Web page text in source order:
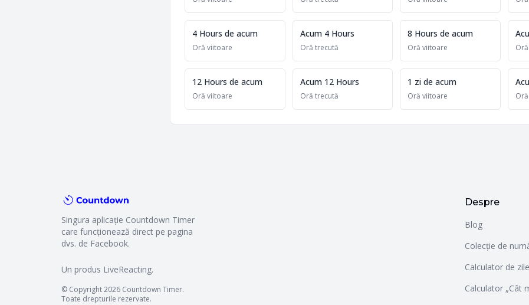
4 Hours de acum
Oră viitoare
Acum 4 Hours
Oră trecută
8 Hours de acum
Oră viitoare
12 Hours de acum
Oră viitoare
Acum 12 Hours
Oră trecută
1 zi de acum
Oră viitoare
Singura aplicație Countdown Timer
care funcționează direct pe pagina
dvs. de Facebook.
Un produs LiveReacting.
© Copyright 2026 Countdown Timer.
Toate drepturile rezervate.
Despre
Blog
Colecție de
Calculator de
Calculator „Cât